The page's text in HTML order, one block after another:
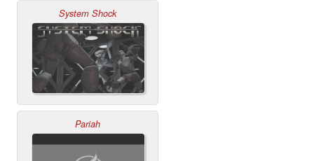
System Shock
Pariah